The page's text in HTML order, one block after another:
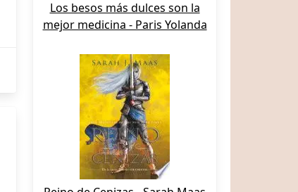
Los besos más dulces son la
mejor medicina - Paris Yolanda